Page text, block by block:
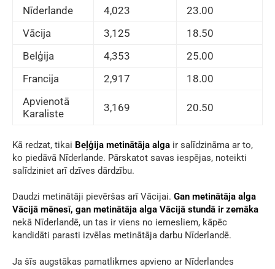
Nīderlande
4,023
23.00
Vācija
3,125
18.50
Belģija
4,353
25.00
Francija
2,917
18.00
Apvienotā
Karaliste
3,169 20.50
Kā redzat, tikai Beļģija metinātāja alga ir salīdzināma ar to,
ko piedāvā Nīderlande. Pārskatot savas iespējas, noteikti
salīdziniet arī dzīves dārdzību.
Daudzi metinātāji pievēršas arī Vācijai. Gan metinātāja alga
Vācijā mēnesī, gan metinātāja alga Vācijā stundā ir zemāka
nekā Nīderlandē, un tas ir viens no iemesliem, kāpēc
kandidāti parasti izvēlas metinātāja darbu Nīderlandē.
Ja šīs augstākas pamatlikmes apvieno ar Nīderlandes